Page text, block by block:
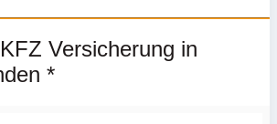
Versicherung in
*